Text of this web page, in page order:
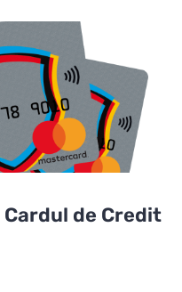
de Credit